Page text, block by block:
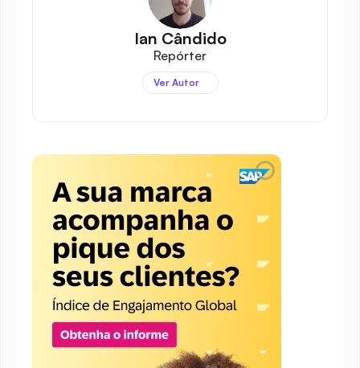
Ian Cândido
Repórter
Ver Autor